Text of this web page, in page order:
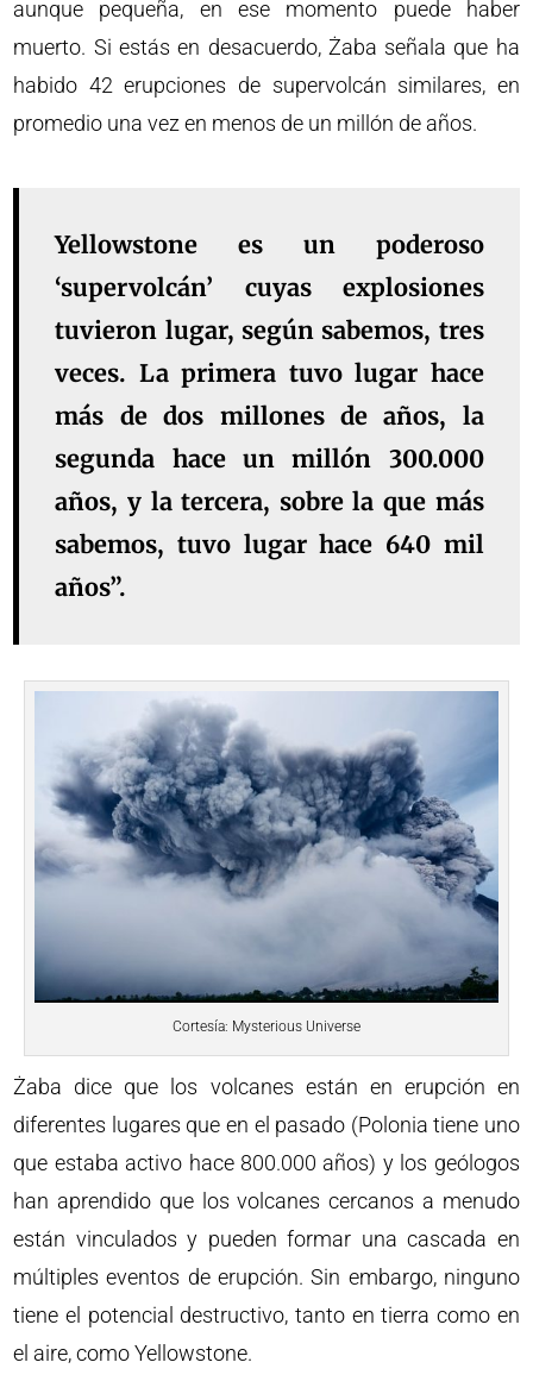
aunque pequeña, en ese momento puede haber
muerto. Si estás en desacuerdo, Żaba señala que ha
habido 42 erupciones de supervolcán similares, en
promedio una vez en menos de un millón de años.
Yellowstone es un poderoso
‘supervolcán’ cuyas explosiones
tuvieron lugar, según sabemos, tres
veces. La primera tuvo lugar hace
más de dos millones de años, la
segunda hace un millón 300.000
años, y la tercera, sobre la que más
sabemos, tuvo lugar hace 640 mil
años”.
Cortesía: Mysterious Universe
Żaba dice que los volcanes están en erupción en
diferentes lugares que en el pasado (Polonia tiene uno
que estaba activo hace 800.000 años) y los geólogos
han aprendido que los volcanes cercanos a menudo
están vinculados y pueden formar una cascada en
múltiples eventos de erupción. Sin embargo, ninguno
tiene el potencial destructivo, tanto en tierra como en
el aire, como Yellowstone.